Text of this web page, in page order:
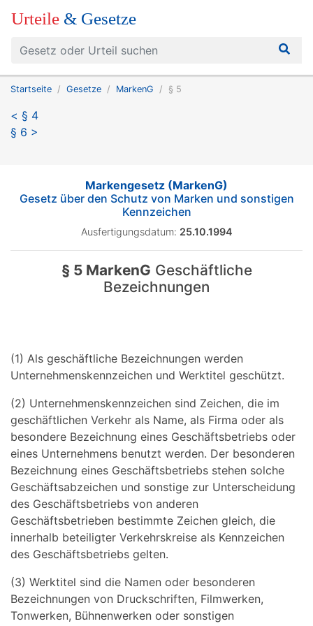
Urteile & Gesetze
Startseite Gesetze MarkenG § 5
< § 4
§ 6 >
Markengesetz (MarkenG)
Gesetz über den Schutz von Marken und sonstigen
Kennzeichen
Ausfertigungsdatum: 25.10.1994
§ 5 MarkenG Geschäftliche
Bezeichnungen
(1) Als geschäftliche Bezeichnungen werden
Unternehmenskennzeichen und Werktitel geschützt.
(2) Unternehmenskennzeichen sind Zeichen, die im
geschäftlichen Verkehr als Name, als Firma oder als
besondere Bezeichnung eines Geschäftsbetriebs oder
eines Unternehmens benutzt werden. Der besonderen
Bezeichnung eines Geschäftsbetriebs stehen solche
Geschäftsabzeichen und sonstige zur Unterscheidung
des Geschäftsbetriebs von anderen
Geschäftsbetrieben bestimmte Zeichen gleich, die
innerhalb beteiligter Verkehrskreise als Kennzeichen
des Geschäftsbetriebs gelten.
(3) Werktitel sind die Namen oder besonderen
Bezeichnungen von Druckschriften, Filmwerken,
Tonwerken, Bühnenwerken oder sonstigen